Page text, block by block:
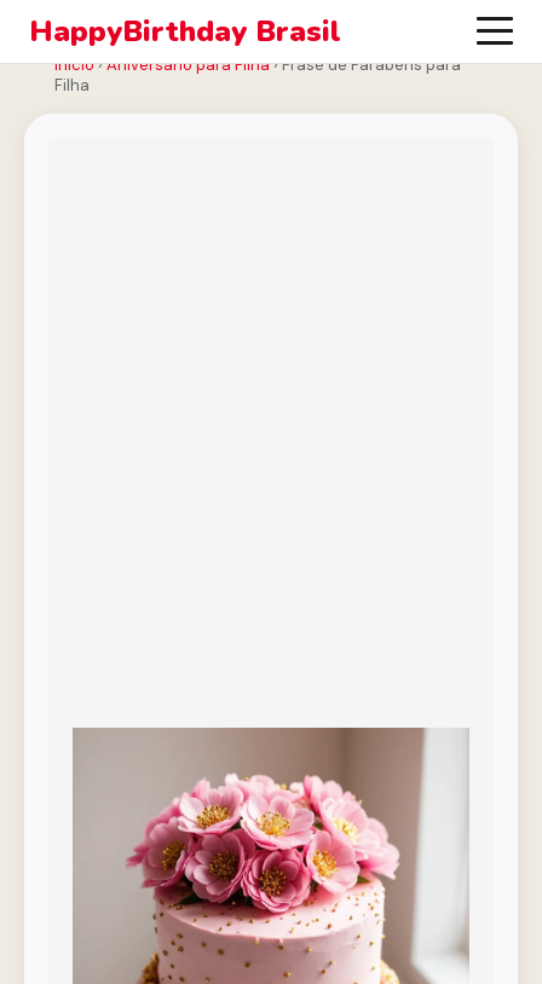
HappyBirthday Brasil
Início›Aniversário para Filha›Frase de Parabéns para
Filha